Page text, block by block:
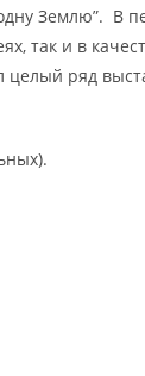
Землю”. В
так и в
ряд